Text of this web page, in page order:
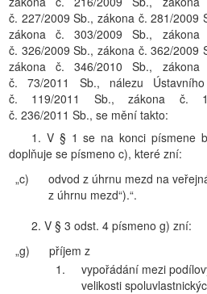
č. 227/2009 Sb., zákona č. 281/2009
zákona č. 303/2009 Sb.,
č. 326/2009 Sb., zákona č. 362/2009
zákona č. 346/2010 Sb.,
č. 73/2011 Sb., nálezu
č. 119/2011 Sb., zákona č.
č. 236/2011 Sb., se mění takto:
1. V § 1 se na konci písmene
doplňuje se písmeno c), které zní:
„c)
odvod z úhrnu mezd na
z úhrnu mezd“).“.
2. V § 3 odst. 4 písmeno g) zní:
„g)
příjem z
1.
vypořádání mezi
velikosti